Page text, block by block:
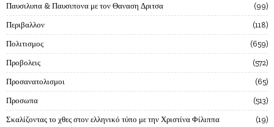
Παυσιλυπα & Παυσιπονα με τον Θαναση Δριτσα 99
Περιβαλλον 118
Πολιτισμος 659
Προβολεις 572
Προσανατολισμοι 65
Προσωπα 513
Σκαλίζοντας το χθες στον ελληνικό τύπο με την Χριστίνα Φίλιππα 19